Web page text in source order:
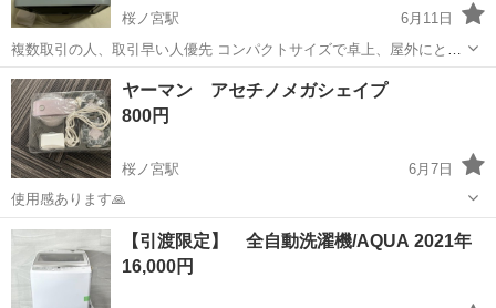
桜ノ宮駅
6月11日
複数取引の人、取引早い人優先 コンパクトサイズで卓上、屋外にと重
宝します。 送風機としてはもちろん冷水でミストにも出来ます。 フィ
ルター含め、においや過度な汚れ等もなく使用には問題ありません。
サイズ感やスペックは画像...
大阪 大阪市 季節、空調家電 ひえ
ヤーマン アセチノメガシェイプ
800円
桜ノ宮駅
6月7日
使用感あります🙏
大阪 大阪市 桜ノ宮駅 美容家電 アセチノメガシェイプ
【引渡限定】 全自動洗濯機/AQUA 2021年
16,000円